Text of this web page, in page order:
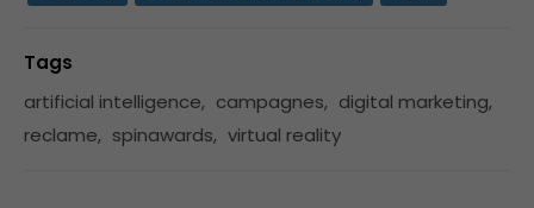
Tags
artificial intelligence, campagnes, digital marketing,
reclame, spinawards, virtual reality